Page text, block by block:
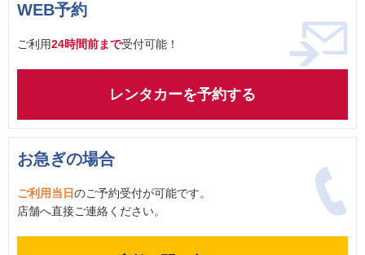
WEB予約
ご利用24時間前まで受付可能！
レンタカーを予約する
お急ぎの場合
ご利用当日のご予約受付が可能です。
店舗へ直接ご連絡ください。